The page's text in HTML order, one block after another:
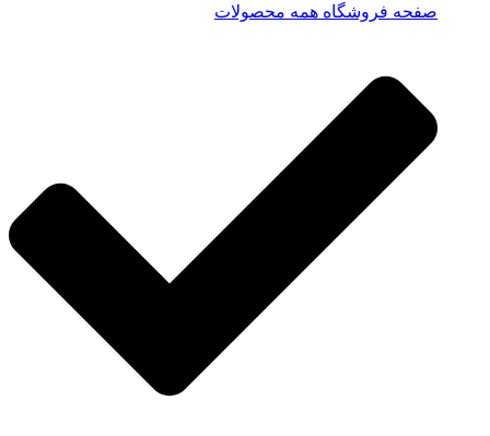
صفحه فروشگاه همه محصولات​